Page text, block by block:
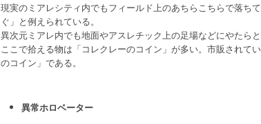
現実のミアレシティ内でもフィールド上のあちらこちらで落ち
ぐ」と例えられている。
異次元ミアレ内でも地面やアスレチック上の足場などにやたら
ここで拾える物は「コレクレーのコイン」が多い。市販されて
のコイン」である。
異常ホロベーター